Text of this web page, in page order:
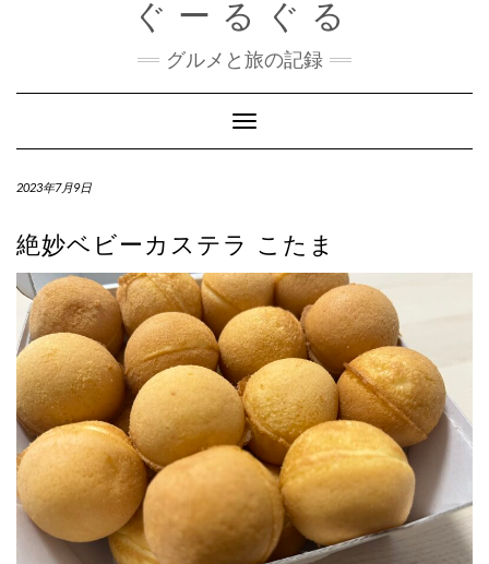
ぐーるぐる
グルメと旅の記録
Toggle
Navigation
2023年7月9日
絶妙ベビーカステラ こたま